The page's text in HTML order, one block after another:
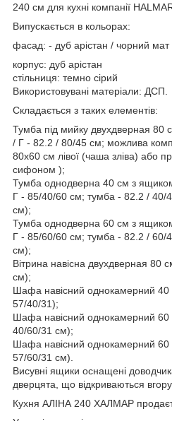
240 см для кухні компанії
Випускається в кольорах:
фасад: - дуб арістан / чорний мат
корпус: дуб арістан
стільниця: темно сірий
Використовувані матеріали: ДСП.
Складається з таких елементів:
Тумба під мийку двухдверная 80
/ Г - 82.2 / 80/45 см; можлива
80х60 см лівої (чаша зліва) або
сифоном );
Тумба однодверна 40 см з
Г - 85/40/60 см; тумба - 82.2 / 40/
см);
Тумба однодверна 60 см з
Г - 85/60/60 см; тумба - 82.2 / 60/
см);
Вітрина навісна двухдверная
см);
Шафа навісний однокамерний
57/40/31);
Шафа навісний однокамерний
40/60/31 см);
Шафа навісний однокамерний
57/60/31 см).
Висувні ящики оснащені
дверцята, що відкриваються вгору
Кухня АЛІНА 240 ХАЛМАР